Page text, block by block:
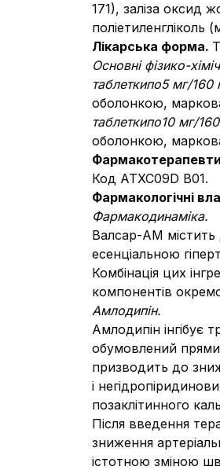
171), заліза оксид
Лікарська форма.
Основні фізико-
таблеткипо5 мг/160
оболонкою,
таблеткипо10 мг/
оболонкою,
Код АТХС09D B01.
Фармакологічні
Фармакодинаміка.
Валсар-АМ містить
есенціальною
Комбінація цих
компонентів
Амлодипін.
Амлодипін інгібує
обумовлений
призводить до
і
позаклітинного
Після введення
зниження
істотною зміною